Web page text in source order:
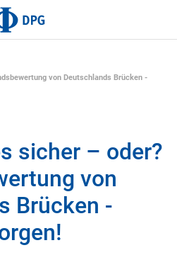
von Deutschlands Brücken -
sicher – oder?
von
Brücken -